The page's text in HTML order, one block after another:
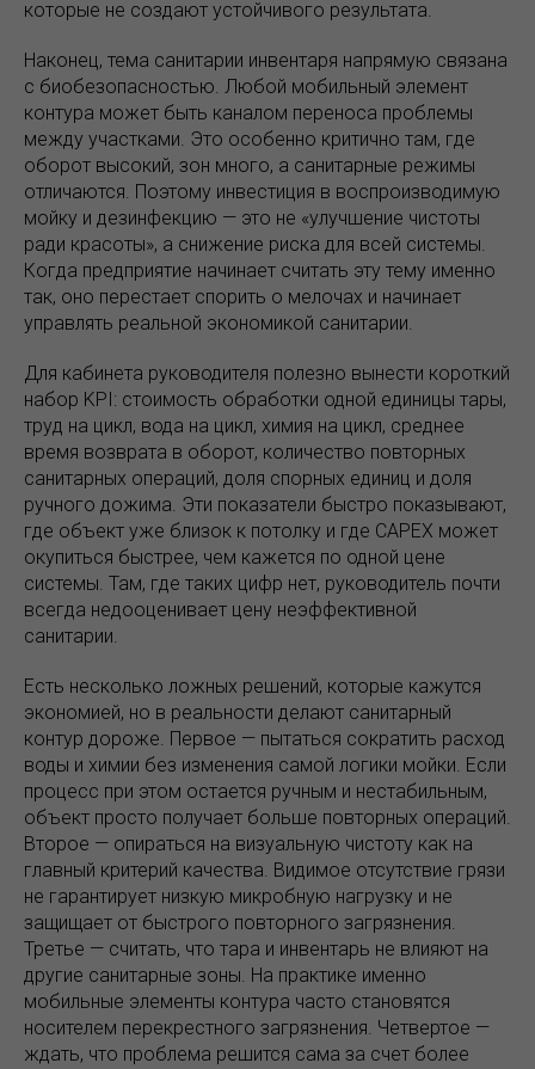
которые не создают устойчивого результата.
Наконец, тема санитарии инвентаря напрямую связана
с биобезопасностью. Любой мобильный элемент
контура может быть каналом переноса проблемы
между участками. Это особенно критично там, где
оборот высокий, зон много, а санитарные режимы
отличаются. Поэтому инвестиция в воспроизводимую
мойку и дезинфекцию — это не «улучшение чистоты
ради красоты», а снижение риска для всей системы.
Когда предприятие начинает считать эту тему именно
так, оно перестает спорить о мелочах и начинает
управлять реальной экономикой санитарии.
Для кабинета руководителя полезно вынести короткий
набор KPI: стоимость обработки одной единицы тары,
труд на цикл, вода на цикл, химия на цикл, среднее
время возврата в оборот, количество повторных
санитарных операций, доля спорных единиц и доля
ручного дожима. Эти показатели быстро показывают,
где объект уже близок к потолку и где CAPEX может
окупиться быстрее, чем кажется по одной цене
системы. Там, где таких цифр нет, руководитель почти
всегда недооценивает цену неэффективной
санитарии.
Есть несколько ложных решений, которые кажутся
экономией, но в реальности делают санитарный
контур дороже. Первое — пытаться сократить расход
воды и химии без изменения самой логики мойки. Если
процесс при этом остается ручным и нестабильным,
объект просто получает больше повторных операций.
Второе — опираться на визуальную чистоту как на
главный критерий качества. Видимое отсутствие грязи
не гарантирует низкую микробную нагрузку и не
защищает от быстрого повторного загрязнения.
Третье — считать, что тара и инвентарь не влияют на
другие санитарные зоны. На практике именно
мобильные элементы контура часто становятся
носителем перекрестного загрязнения. Четвертое —
ждать, что проблема решится сама за счет более